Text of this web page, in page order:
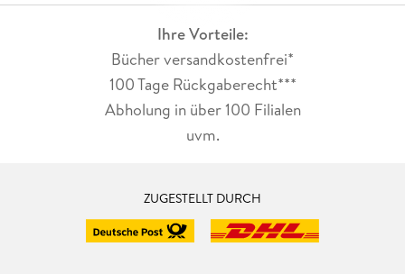
Ihre Vorteile:
Bücher versandkostenfrei*
100 Tage Rückgaberecht***
Abholung in über 100 Filialen
uvm.
ZUGESTELLT DURCH